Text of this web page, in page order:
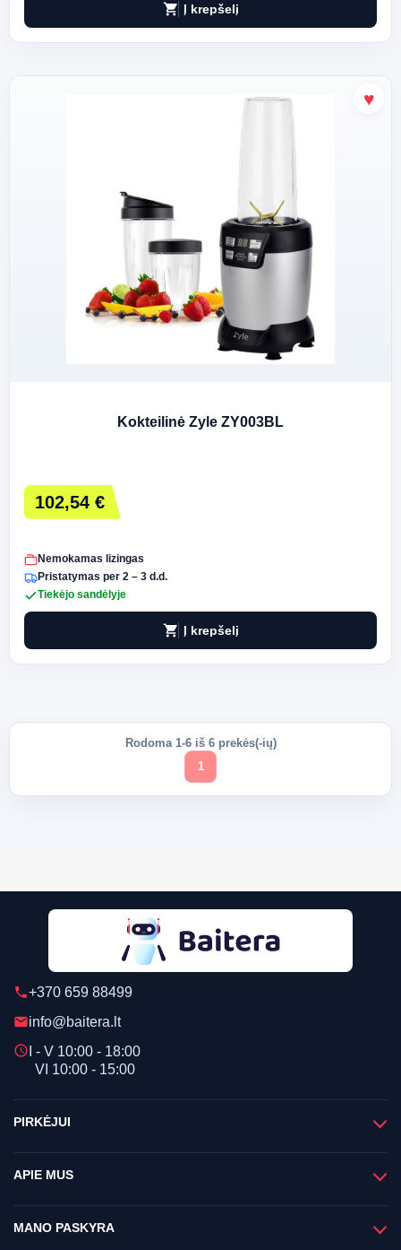
shopping_cart Į krepšelį
Kokteilinė Zyle ZY003BL
102,54 €
Nemokamas lizingas
Pristatymas per 2 – 3 d.d.
Tiekėjo sandėlyje
shopping_cart Į krepšelį
Rodoma 1-6 iš 6 prekės(-ių)
1
phone+370 659 88499
emailinfo@baitera.lt
schedule I - V 10:00 - 18:00
VI 10:00 - 15:00
PIRKĖJUI
APIE MUS
MANO PASKYRA